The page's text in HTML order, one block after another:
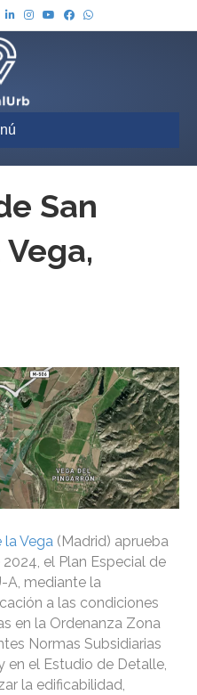
San
la Vega (Madrid) aprueba
el Plan Especial de
A, mediante la
a las condiciones
en la Ordenanza Zona
Normas Subsidiarias
en el Estudio de Detalle,
la edificabilidad,